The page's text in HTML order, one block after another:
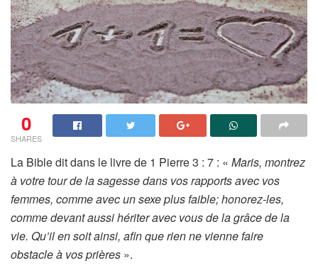
0
SHARES
La Bible dit dans le livre de 1 Pierre 3 : 7 : « Maris, montrez
à votre tour de la sagesse dans vos rapports avec vos
femmes, comme avec un sexe plus faible; honorez-les,
comme devant aussi hériter avec vous de la grâce de la
vie. Qu’il en soit ainsi, afin que rien ne vienne faire
obstacle à vos prières ».